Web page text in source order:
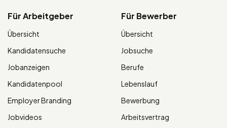
Für Arbeitgeber
Übersicht
Kandidatensuche
Jobanzeigen
Kandidatenpool
Employer Branding
Jobvideos
Für Bewerber
Übersicht
Jobsuche
Berufe
Lebenslauf
Bewerbung
Arbeitsvertrag